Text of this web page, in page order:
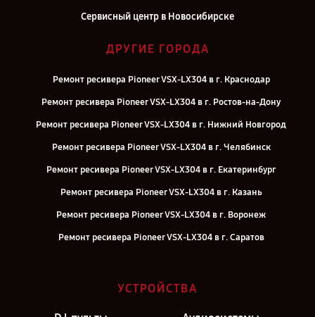
Сервисный центр в Новосибирске
ДРУГИЕ ГОРОДА
Ремонт ресивера Pioneer VSX-LX304 в г. Краснодар
Ремонт ресивера Pioneer VSX-LX304 в г. Ростов-на-Дону
Ремонт ресивера Pioneer VSX-LX304 в г. Нижний Новгород
Ремонт ресивера Pioneer VSX-LX304 в г. Челябинск
Ремонт ресивера Pioneer VSX-LX304 в г. Екатеринбург
Ремонт ресивера Pioneer VSX-LX304 в г. Казань
Ремонт ресивера Pioneer VSX-LX304 в г. Воронеж
Ремонт ресивера Pioneer VSX-LX304 в г. Саратов
Ремонт ресивера Pioneer VSX-LX304 в г. Киров
УСТРОЙСТВА